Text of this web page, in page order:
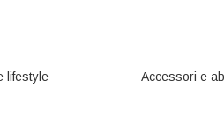
lifestyle Accessori e